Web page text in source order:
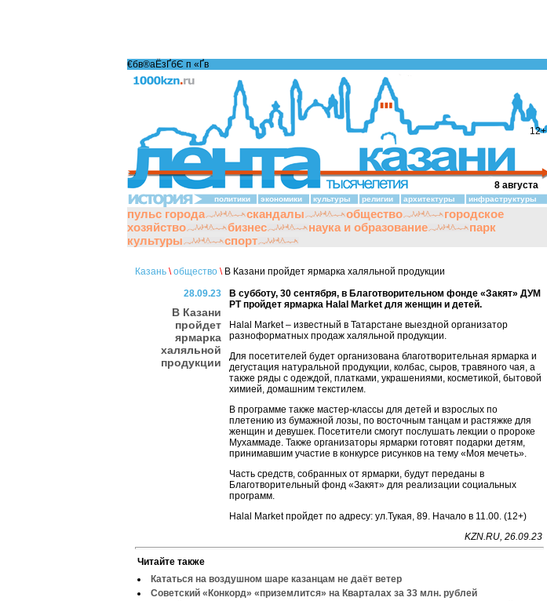
12+
€бв®аЁзҐбЄ п «Ґ­в
8 августа
политики экономики культуры религии архитектуры инфраструктуры
пульс города скандалы общество
городское
хозяйство
бизнес наука и образование
парк
культуры
спорт
Казань \ общество \В Казани пройдет ярмарка халяльной продукции
28.09.23
В Казани
пройдет
ярмарка
халяльной
продукции
В субботу, 30 сентября, в Благотворительном фонде «Закят» ДУМ
РТ пройдет ярмарка Halal Market для женщин и детей.
Halal Market – известный в Татарстане выездной организатор
разноформатных продаж халяльной продукции.
Для посетителей будет организована благотворительная ярмарка и
дегустация натуральной продукции, колбас, сыров, травяного чая, а
также ряды с одеждой, платками, украшениями, косметикой, бытовой
химией, домашним текстилем.
В программе также мастер-классы для детей и взрослых по
плетению из бумажной лозы, по восточным танцам и растяжке для
женщин и девушек. Посетители смогут послушать лекции о пророке
Мухаммаде. Также организаторы ярмарки готовят подарки детям,
принимавшим участие в конкурсе рисунков на тему «Моя мечеть».
Часть средств, собранных от ярмарки, будут переданы в
Благотворительный фонд «Закят» для реализации социальных
программ.
Halal Market пройдет по адресу: ул.Тукая, 89. Начало в 11.00. (12+)
KZN.RU, 26.09.23
Читайте также
Кататься на воздушном шаре казанцам не даёт ветер
Советский «Конкорд» «приземлится» на Кварталах за 33 млн. рублей